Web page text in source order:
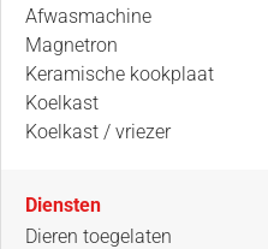
Afwasmachine
Magnetron
Keramische kookplaat
Koelkast
Koelkast / vriezer
Diensten
Dieren toegelaten